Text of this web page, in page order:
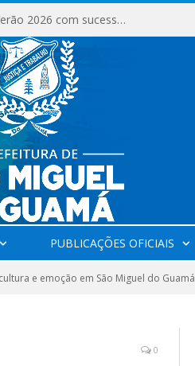
São Miguel do Guamá encerra os Jogos de Verão 2026 com sucesso de público e competições.
PUBLICAÇÕES OFICIAIS
e emoção em São Miguel do Guamá
0